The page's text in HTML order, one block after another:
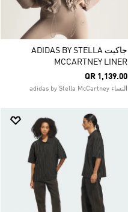
جاكيت ADIDAS BY STELLA
MCCARTNEY LINER
QR 1,139.00
النساء adidas by Stella McCartney